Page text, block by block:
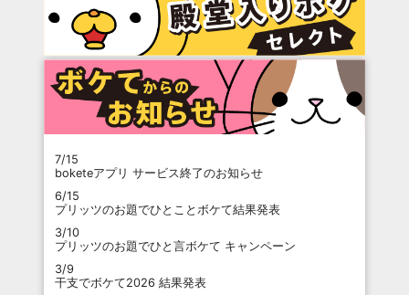
7/15
boketeアプリ サービス終了のお知らせ
6/15
プリッツのお題でひとことボケて結果発表
3/10
プリッツのお題でひと言ボケて キャンペーン
3/9
干支でボケて2026 結果発表